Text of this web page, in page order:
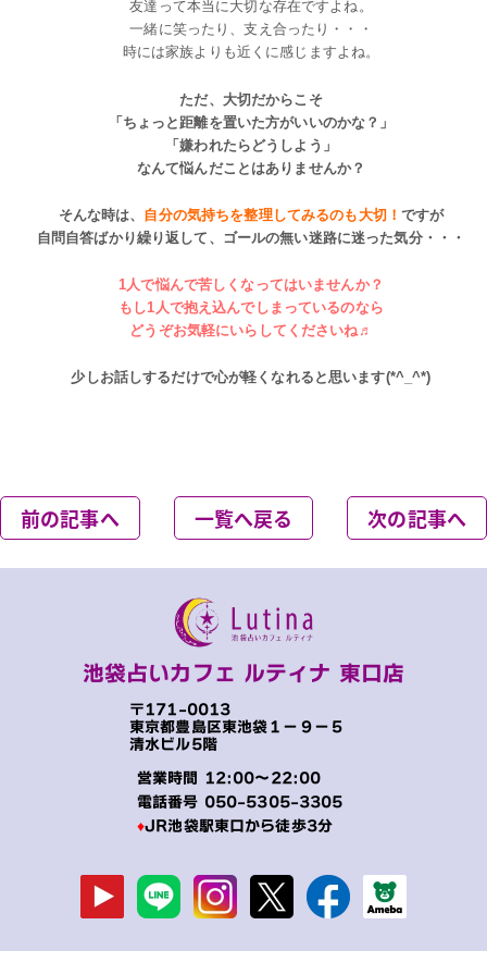
友達って本当に大切な存在ですよね。
一緒に笑ったり、支え合ったり・・・
時には家族よりも近くに感じますよね。
ただ、大切だからこそ
「ちょっと距離を置いた方がいいのかな？」
「嫌われたらどうしよう」
なんて悩んだことはありませんか？
そんな時は、 自分の気持ちを整理してみるのも大切！ ですが
自問自答ばかり繰り返して、ゴールの無い迷路に迷った気分・・・
1人で悩んで苦しくなってはいませんか？
もし1人で抱え込んでしまっているのなら
どうぞお気軽にいらしてくださいね♬
少しお話しするだけで心が軽くなれると思います(*^_^*)
前の記事へ 一覧へ戻る 次の記事へ
池袋占いカフェ ルティナ 東口店
〒171-0013
東京都豊島区東池袋１−９−５
清水ビル5階
営業時間 12:00～22:00
電話番号 050-5305-3305
♦JR池袋駅東口から徒歩3分